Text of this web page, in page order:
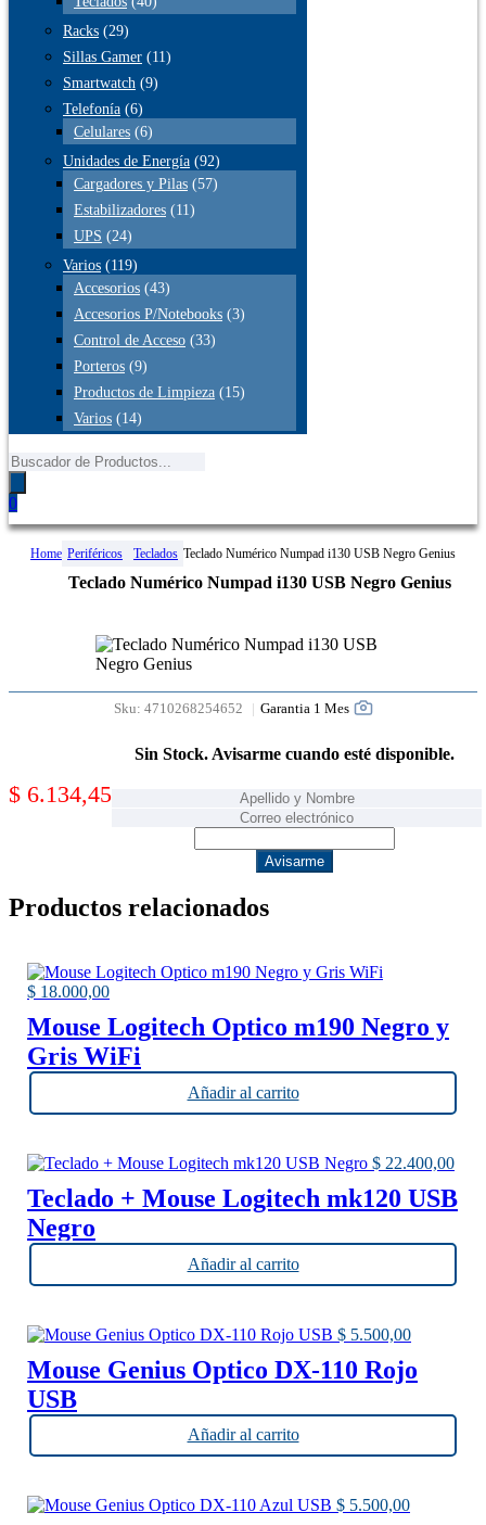
Racks (29)
Sillas Gamer (11)
Smartwatch (9)
Telefonía (6)
Celulares (6)
Unidades de Energía (92)
Cargadores y Pilas (57)
Estabilizadores (11)
UPS (24)
Varios (119)
Accesorios (43)
Accesorios P/Notebooks (3)
Control de Acceso (33)
Porteros (9)
Productos de Limpieza (15)
Varios (14)
Búsqueda
de
productos
0
Home Periféricos Teclados Teclado Numérico Numpad i130 USB Negro Genius
Teclado Numérico Numpad i130 USB Negro Genius
Sku: 4710268254652 Garantia 1 Mes
$ 6.134,45
Sin Stock. Avisarme cuando esté disponible.
Avisarme
Productos relacionados
$ 18.000,00
Mouse Logitech Optico m190 Negro y
Gris WiFi
Añadir al carrito
$ 22.400,00
Teclado + Mouse Logitech mk120 USB
Negro
Añadir al carrito
$ 5.500,00
Mouse Genius Optico DX-110 Rojo
USB
Añadir al carrito
$ 5.500,00